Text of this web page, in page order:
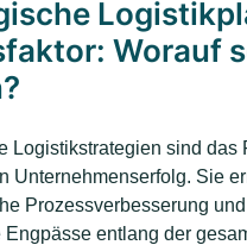
Worauf
Logistikstrategien sind das
Unternehmenserfolg. Sie
Prozessverbesserung
Engpässe entlang der